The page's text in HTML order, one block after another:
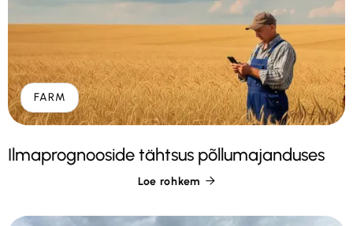
FARM
Ilmaprognooside tähtsus põllumajanduses
Loe rohkem 